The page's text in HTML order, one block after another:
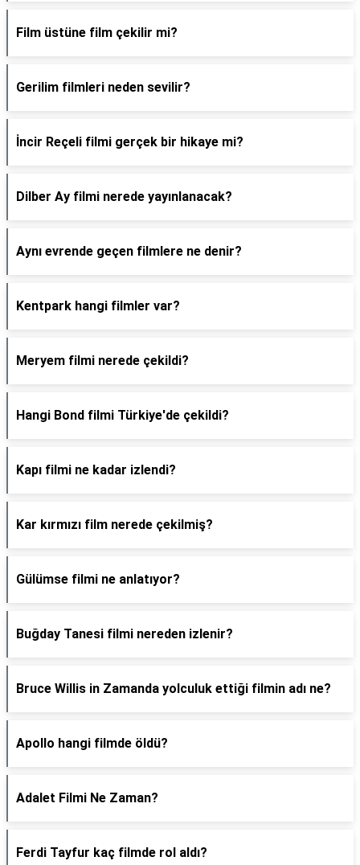
Film üstüne film çekilir mi?
Gerilim filmleri neden sevilir?
İncir Reçeli filmi gerçek bir hikaye mi?
Dilber Ay filmi nerede yayınlanacak?
Aynı evrende geçen filmlere ne denir?
Kentpark hangi filmler var?
Meryem filmi nerede çekildi?
Hangi Bond filmi Türkiye'de çekildi?
Kapı filmi ne kadar izlendi?
Kar kırmızı film nerede çekilmiş?
Gülümse filmi ne anlatıyor?
Buğday Tanesi filmi nereden izlenir?
Bruce Willis in Zamanda yolculuk ettiği filmin adı ne?
Apollo hangi filmde öldü?
Adalet Filmi Ne Zaman?
Ferdi Tayfur kaç filmde rol aldı?